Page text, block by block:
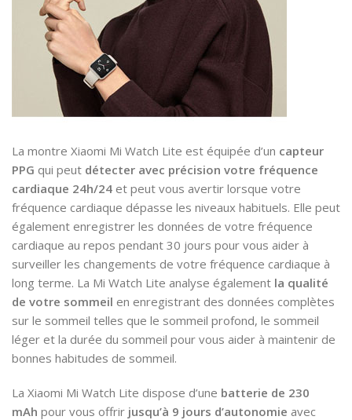
La montre Xiaomi Mi Watch Lite est équipée d’un capteur
PPG qui peut détecter avec précision votre fréquence
cardiaque 24h/24 et peut vous avertir lorsque votre
fréquence cardiaque dépasse les niveaux habituels. Elle peut
également enregistrer les données de votre fréquence
cardiaque au repos pendant 30 jours pour vous aider à
surveiller les changements de votre fréquence cardiaque à
long terme. La Mi Watch Lite analyse également la qualité
de votre sommeil en enregistrant des données complètes
sur le sommeil telles que le sommeil profond, le sommeil
léger et la durée du sommeil pour vous aider à maintenir de
bonnes habitudes de sommeil.
La Xiaomi Mi Watch Lite dispose d’une batterie de 230
mAh pour vous offrir jusqu’à 9 jours d’autonomie avec